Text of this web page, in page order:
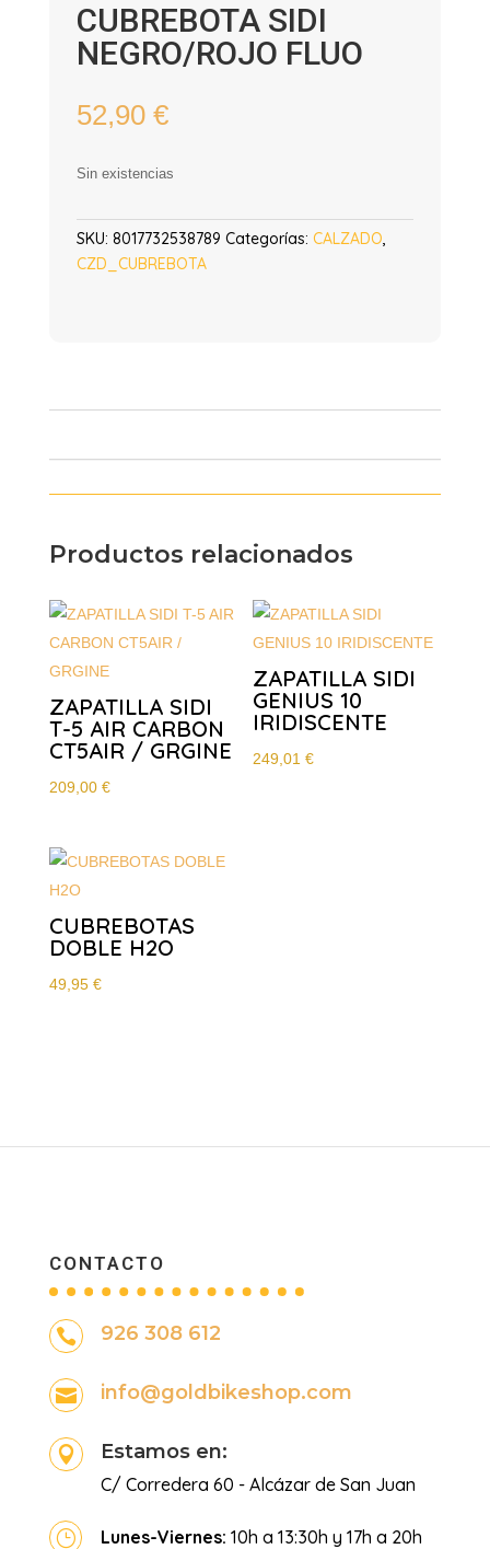
CUBREBOTA SIDI
NEGRO/ROJO FLUO
52,90 €
Sin existencias
SKU: 8017732538789 Categorías: CALZADO,
CZD_CUBREBOTA
Productos relacionados
ZAPATILLA SIDI
T-5 AIR CARBON
CT5AIR / GRGINE
209,00 €
ZAPATILLA SIDI
GENIUS 10
IRIDISCENTE
249,01€
CUBREBOTAS
DOBLE H2O
49,95 €
CONTACTO
 926 308 612
 info@goldbikeshop.com
 Estamos en:
C/ Corredera 60 - Alcázar de San Juan
} Lunes-Viernes: 10h a 13:30h y 17h a 20h